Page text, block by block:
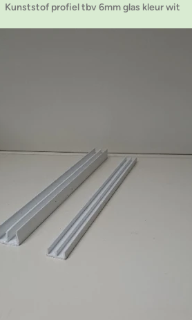
Kunststof profiel tbv 6mm glas kleur wit